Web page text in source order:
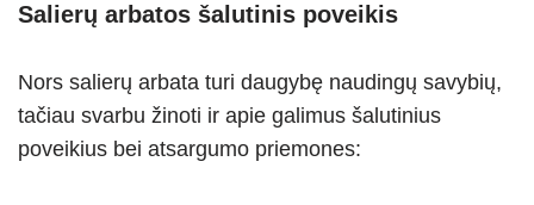
Salierų arbatos šalutinis poveikis
Nors salierų arbata turi daugybę naudingų savybių,
tačiau svarbu žinoti ir apie galimus šalutinius
poveikius bei atsargumo priemones: